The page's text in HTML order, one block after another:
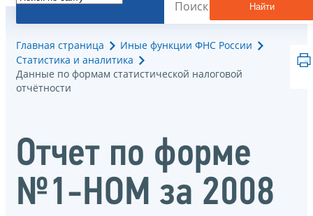
Найти
Главная страница
Иные функции ФНС России
Статистика и аналитика
Данные по формам статистической налоговой
отчётности
Отчет по форме
№1-НОМ за 2008